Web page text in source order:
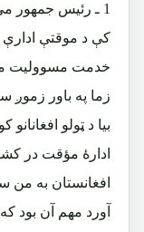
1 ـ رئیس جمهور
كې د موقتې ادارې
خدمت مسووليت
زما په باور زموږ
بيا د ټولو افغانانو
ادارۀ مؤقت در
افغانستان به من
آورد مهم آن بود